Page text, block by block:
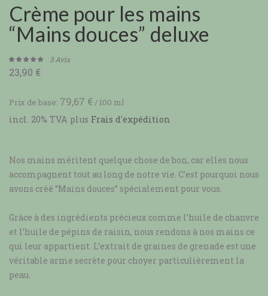
Crème pour les mains
“Mains douces” deluxe
Noté5.00
3
notations
client
3Avis
23,90 €
Prix de base: 79,67 €/100 ml
incl. 20% TVA plus Frais d'expédition
Nos mains méritent quelque chose de bon, car elles nous
accompagnent tout au long de notre vie. C’est pourquoi nous
avons créé “Mains douces” spécialement pour vous.
Grâce à des ingrédients précieux comme l’huile de chanvre
et l’huile de pépins de raisin, nous rendons à nos mains ce
qui leur appartient. L’extrait de graines de grenade est une
véritable arme secrète pour choyer particulièrement la
peau.